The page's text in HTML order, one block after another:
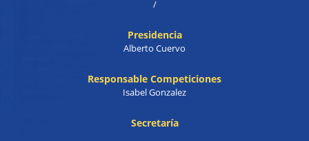
/
Presidencia
Alberto Cuervo
Responsable Competiciones
Isabel Gonzalez
Secretaría